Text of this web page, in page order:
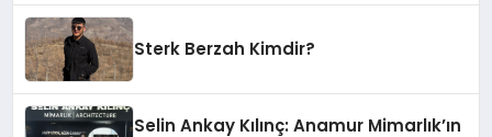
Sterk Berzah Kimdir?
Selin Ankay Kılınç: Anamur Mimarlık’ın